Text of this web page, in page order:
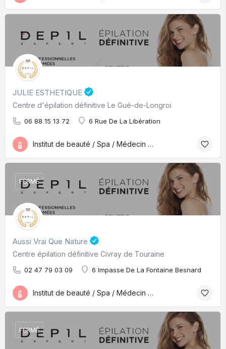
JULIE ESTHETIQUE
Centre d'épilation définitive Le Gué-de-Longroi
06 88 15 13 72 6 Rue De La Libération
Institut de beauté / Spa / Médecin esthétique
Aussi Vrai Que Nature
Centre épilation définitive Civray de Touraine
02 47 79 03 09 6 Impasse De La Fontaine Besnard
FERMÉ
Institut de beauté / Spa / Médecin esthétique
FERMÉ